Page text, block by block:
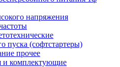
напряжения
пуска (софтстартеры)
прочее
и комплектующие